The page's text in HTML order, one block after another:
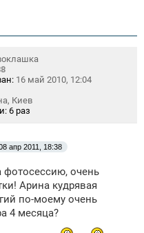
16 май 2010, 12:04
Киев
6 раз
апр 2011, 18:38
фотосессию, очень
Арина кудрявая
по-моему очень
4 месяца?